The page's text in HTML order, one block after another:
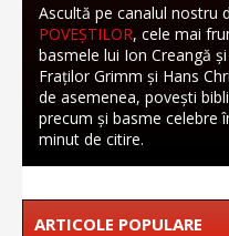
Ascultă pe canalul nostru
POVEȘTILOR, cele mai
basmele lui Ion Creangă
Fraților Grimm și Hans
de asemenea, povești
precum și basme celebre
minut de citire.
ARTICOLE POPULARE